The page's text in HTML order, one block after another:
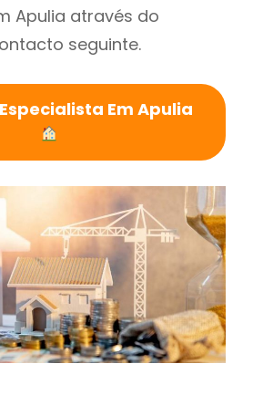
Apulia através do
seguinte.
Em Apulia